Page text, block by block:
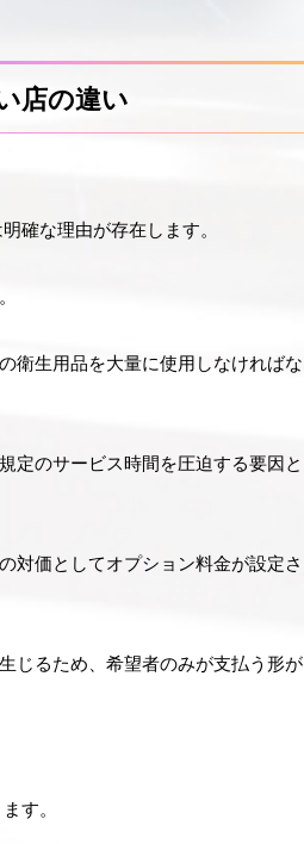
店の違い
確な理由が存在します。
衛生用品を大量に使用しなければな
定のサービス時間を圧迫する要因と
対価としてオプション料金が設定さ
じるため、希望者のみが支払う形が
す。